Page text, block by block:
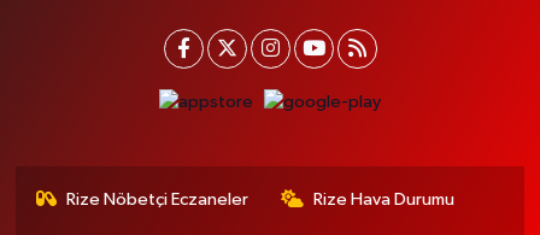
Rize Nöbetçi Eczaneler Rize Hava Durumu